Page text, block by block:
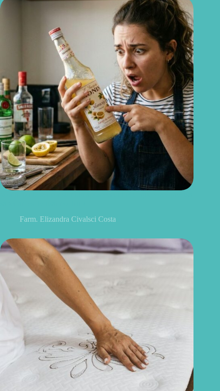
Farm. Elizandra Civalsci Costa